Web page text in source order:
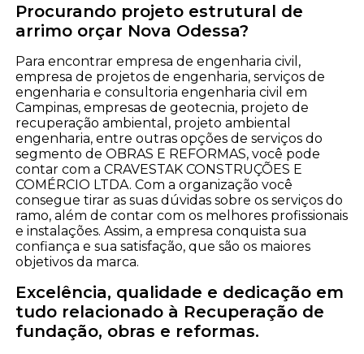
Procurando projeto estrutural de
arrimo orçar Nova Odessa?
Para encontrar empresa de engenharia civil,
empresa de projetos de engenharia, serviços de
engenharia e consultoria engenharia civil em
Campinas, empresas de geotecnia, projeto de
recuperação ambiental, projeto ambiental
engenharia, entre outras opções de serviços do
segmento de OBRAS E REFORMAS, você pode
contar com a CRAVESTAK CONSTRUÇÕES E
COMÉRCIO LTDA. Com a organização você
consegue tirar as suas dúvidas sobre os serviços do
ramo, além de contar com os melhores profissionais
e instalações. Assim, a empresa conquista sua
confiança e sua satisfação, que são os maiores
objetivos da marca.
Excelência, qualidade e dedicação em
tudo relacionado à Recuperação de
fundação, obras e reformas.